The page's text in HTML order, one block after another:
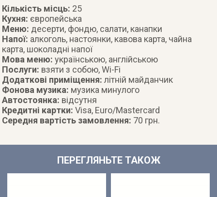
Кількість місць: 25
Кухня: європейська
Меню: десерти, фондю, салати, канапки
Напої: алкоголь, настоянки, кавова карта, чайна
карта, шоколадні напої
Мова меню: українською, англійською
Послуги: взяти з собою, Wi-Fi
Додаткові приміщення: літній майданчик
Фонова музика: музика минулого
Автостоянка: відсутня
Кредитні картки:Visa, Euro/Mastercard
Середня вартість замовлення: 70 грн.
ПЕРЕГЛЯНЬТЕ ТАКОЖ